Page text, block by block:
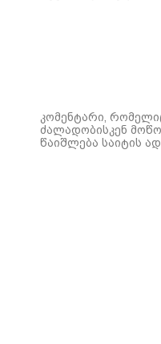
კომენტარი,
ძალადობისკენ
წაიშლება საიტის